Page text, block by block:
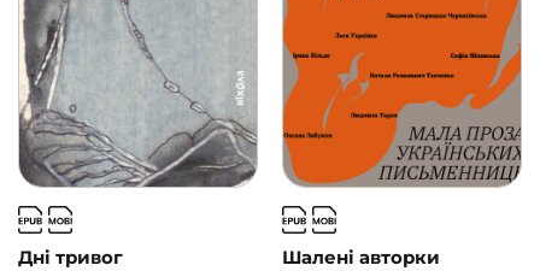
Дні тривог Шалені авторки